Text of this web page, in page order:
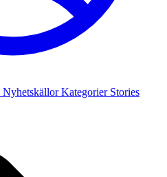
NyhetskällorKategorier Stories